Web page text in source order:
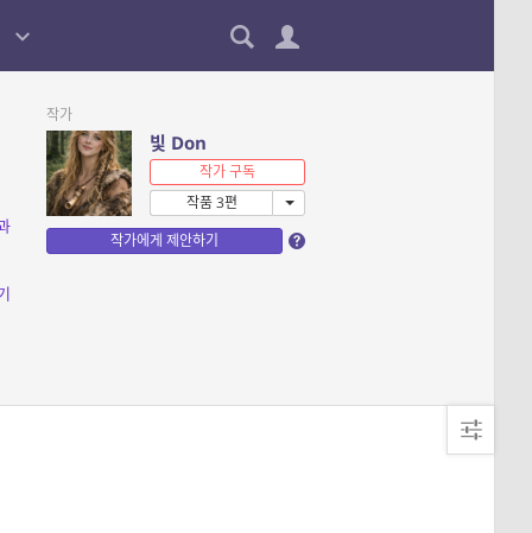
작가
빛 Don
작가 구독
작품 3편
작가에게 제안하기